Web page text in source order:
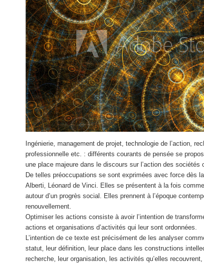
Ingénierie, management de projet, technologie de l’action,
professionnelle etc. : différents courants de pensée se
une place majeure dans le discours sur l’action des sociétés
De telles préoccupations se sont exprimées avec force dès
Alberti, Léonard de Vinci. Elles se présentent à la fois
autour d’un progrès social. Elles prennent à l’époque
renouvellement.
Optimiser les actions consiste à avoir l’intention de
actions et organisations d’activités qui leur sont ordonnées.
L’intention de ce texte est précisément de les analyser
statut, leur définition, leur place dans les constructions
recherche, leur organisation, les activités qu’elles